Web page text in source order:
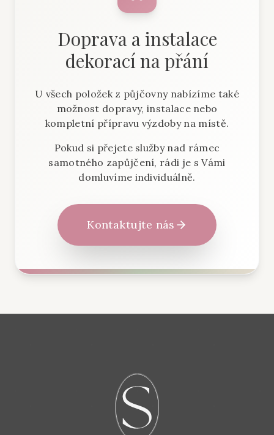
Doprava a instalace
dekorací na přání
U všech položek z půjčovny nabízíme také
možnost dopravy, instalace nebo
kompletní přípravu výzdoby na místě.
Pokud si přejete služby nad rámec
samotného zapůjčení, rádi je s Vámi
domluvíme individuálně.
Kontaktujte nás